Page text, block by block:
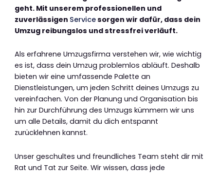
geht. Mit unserem professionellen und
zuverlässigen Servicesorgen wir dafür, dass dein
Umzug reibungslos und stressfrei verläuft.
Als erfahrene Umzugsfirma verstehen wir, wie wichtig
es ist, dass dein Umzug problemlos abläuft. Deshalb
bieten wir eine umfassende Palette an
Dienstleistungen, um jeden Schritt deines Umzugs zu
vereinfachen. Von der Planung und Organisation bis
hin zur Durchführung des Umzugs kümmern wir uns
um alle Details, damit du dich entspannt
zurücklehnen kannst.
Unser geschultes und freundliches Team steht dir mit
Rat und Tat zur Seite. Wir wissen, dass jede